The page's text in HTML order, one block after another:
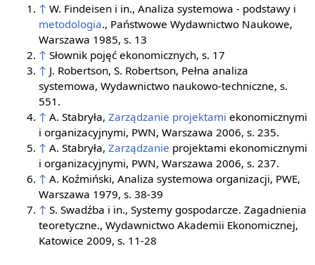
↑ W. Findeisen i in., Analiza systemowa - podstawy i
metodologia., Państwowe Wydawnictwo Naukowe,
Warszawa 1985, s. 13
↑ Słownik pojęć ekonomicznych, s. 17
↑ J. Robertson, S. Robertson, Pełna analiza
systemowa, Wydawnictwo naukowo-techniczne, s.
551.
↑ A. Stabryła,Zarządzanie projektami ekonomicznymi
i organizacyjnymi, PWN, Warszawa 2006, s. 235.
↑ A. Stabryła,Zarządzanie projektami ekonomicznymi
i organizacyjnymi, PWN, Warszawa 2006, s. 237.
↑ A. Koźmiński, Analiza systemowa organizacji, PWE,
Warszawa 1979, s. 38-39
↑ S. Swadźba i in., Systemy gospodarcze. Zagadnienia
teoretyczne., Wydawnictwo Akademii Ekonomicznej,
Katowice 2009, s. 11-28